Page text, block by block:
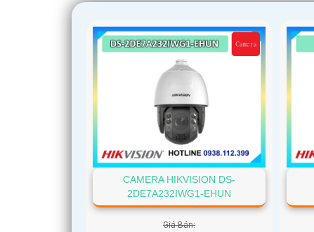
CAMERA HIKVISION DS-
2DE7A232IWG1-EHUN
Giá Bán: